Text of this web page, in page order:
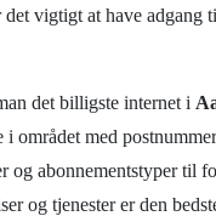
vigtigt at have adgang
det billigste internet i
i området med
og abonnementstyper til
og tjenester er den